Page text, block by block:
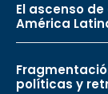
El ascenso
América
políticas y